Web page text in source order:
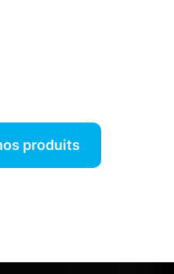
produits